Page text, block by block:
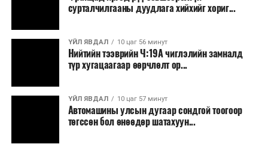
авах боломжтой аж.
Япон, Герман, Швейцар, Нидерланд, Өмнөд Солонгос
зэрэг улс лаг хатаах, шатаах технологийг ашиглаж
байна. Тухайлбал, Германд лаг шатаах үйлдвэрээс
ашигладаг бол Нидерландад төвлөрсөн лаг
боловсруулах үйлдвэрүүдээр дулаан, цахилгаан
эрчим хүч үйлдвэрлэдэг.
сурталчилгааны дуудлага хийхийг хориг...
ҮЙЛ ЯВДАЛ 10 цаг 56 минут
Нийтийн тээврийн Ч:19А чиглэлийн замналд
түр хугацаагаар өөрчлөлт ор...
ҮЙЛ ЯВДАЛ 10 цаг 57 минут
Автомашины улсын дугаар сондгой тоогоор
төгссөн бол өнөөдөр шатахуун...